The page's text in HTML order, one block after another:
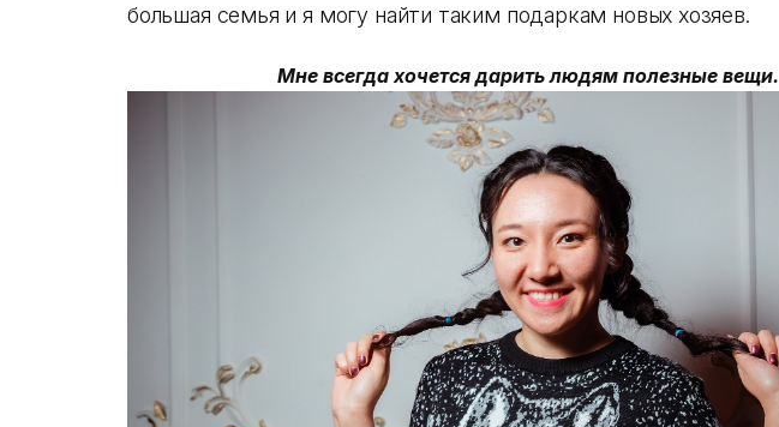
большая семья и я могу найти таким подаркам новых хозяев.
Мне всегда хочется дарить людям полезные вещи.